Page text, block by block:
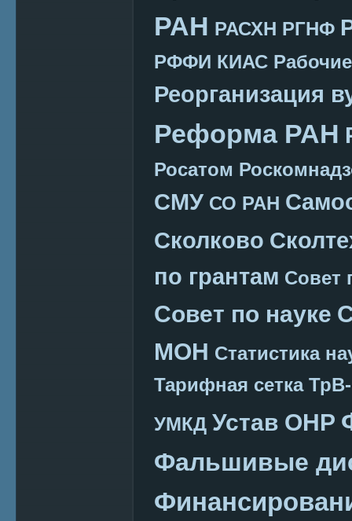
РАН РАСХН РГНФ
РФФИ КИАС
Реорганизация
Реформа РАН
Росатом
СМУ СО РАН
Сколково
по грантам Совет
Совет по науке
МОН Статистика
Тарифная сетка
УМКД Устав ОНР
Фальшивые